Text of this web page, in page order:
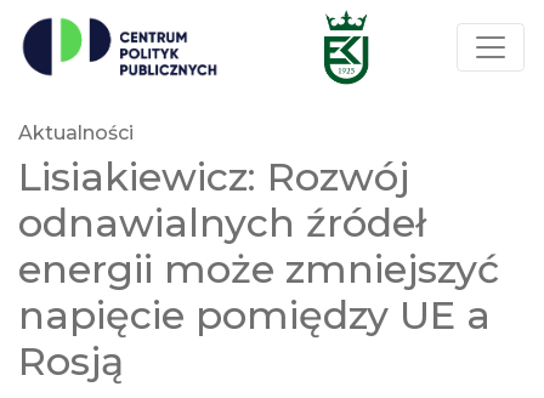
Aktualności
Lisiakiewicz: Rozwój
odnawialnych źródeł
energii może zmniejszyć
napięcie pomiędzy UE a
Rosją